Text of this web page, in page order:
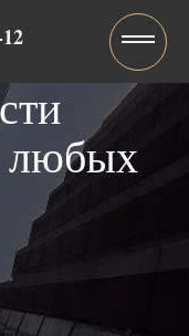
любых